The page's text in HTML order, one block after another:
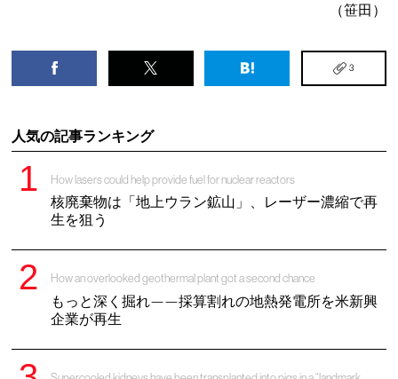
（笹田）
3
人気の記事ランキング
How lasers could help provide fuel for nuclear reactors
核廃棄物は「地上ウラン鉱山」、レーザー濃縮で再
生を狙う
How an overlooked geothermal plant got a second chance
もっと深く掘れ——採算割れの地熱発電所を米新興
企業が再生